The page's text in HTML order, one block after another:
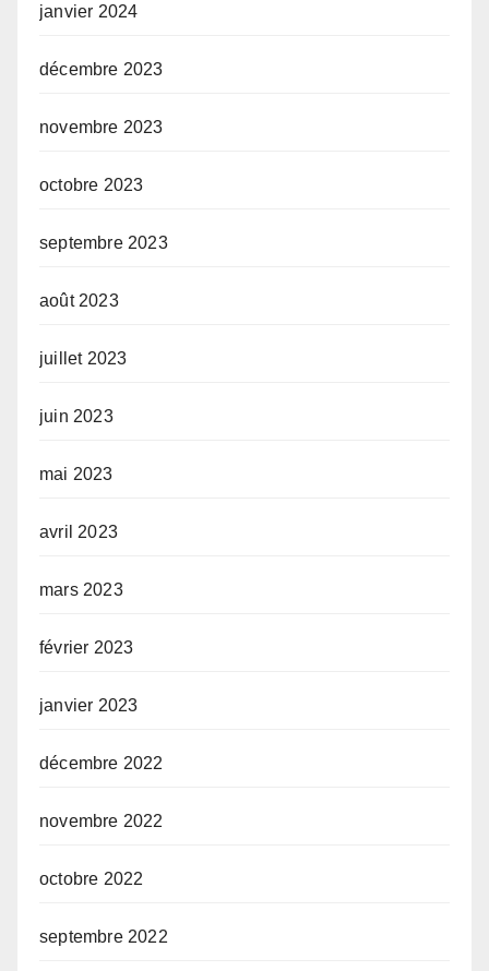
janvier 2024
décembre 2023
novembre 2023
octobre 2023
septembre 2023
août 2023
juillet 2023
juin 2023
mai 2023
avril 2023
mars 2023
février 2023
janvier 2023
décembre 2022
novembre 2022
octobre 2022
septembre 2022